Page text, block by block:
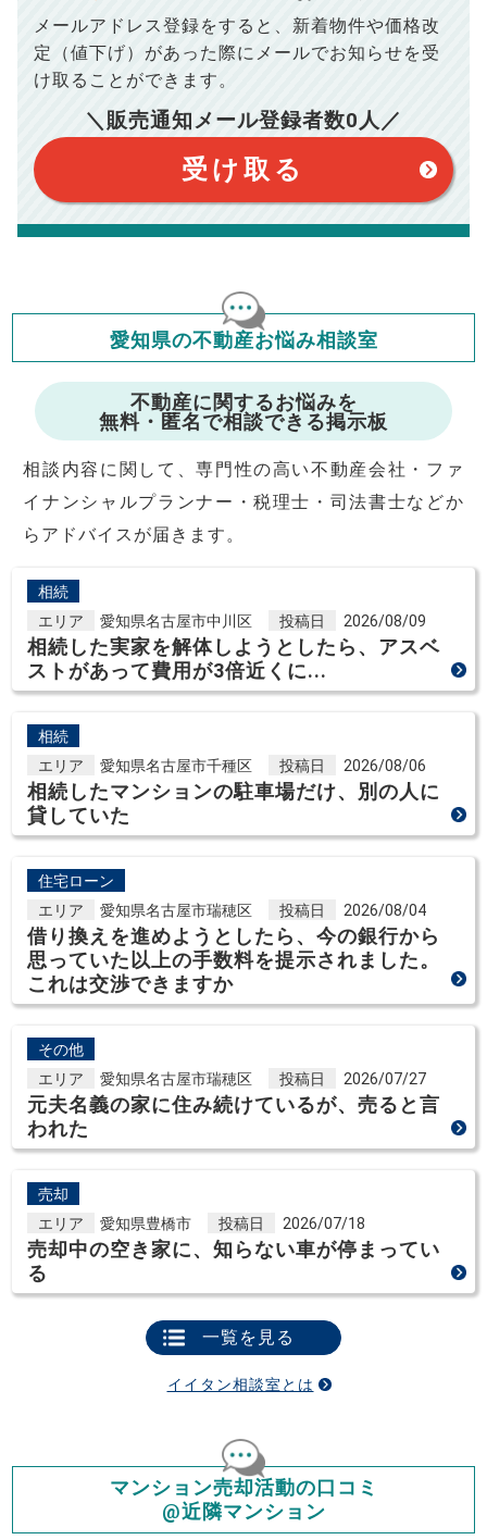
ありません。
このシミュレーターをご利用された方の、いかなる損害について
も当社は一切責任を負いませんので、ご了承ください。
住宅ローンの種類によって、年収負担率は異なります。一般的に
ますが、お借り入れの際に各金融機関にご相談ください。
修繕費・管理費の計算もできます
メールアドレス登録をすると、 新着物件や価格改
定（値下げ）があった際に メールでお知らせを受
け取ることができます。
＼販売通知メール登録者数0人／
受け取る
愛知県の不動産お悩み相談室
不動産に関するお悩みを
無料・匿名で相談できる掲示板
相談内容に関して、専門性の高い不動産会社・ファ
イナンシャルプランナー・税理士・司法書士などか
らアドバイスが届きます。
相続
エリア
愛知県名古屋市中川区 投稿日 2026/08/09
相続した実家を解体しようとしたら、アスベ
ストがあって費用が3倍近くに...
相続
エリア
愛知県名古屋市千種区 投稿日 2026/08/06
相続したマンションの駐車場だけ、別の人に
貸していた
住宅ローン
エリア
愛知県名古屋市瑞穂区 投稿日 2026/08/04
借り換えを進めようとしたら、今の銀行から
思っていた以上の手数料を提示されました。
これは交渉できますか
その他
エリア
愛知県名古屋市瑞穂区 投稿日 2026/07/27
元夫名義の家に住み続けているが、売ると言
われた
売却
エリア
愛知県豊橋市 投稿日 2026/07/18
売却中の空き家に、知らない車が停まってい
る
一覧を見る
イイタン相談室とは
マンション売却活動の口コミ
@近隣マンション